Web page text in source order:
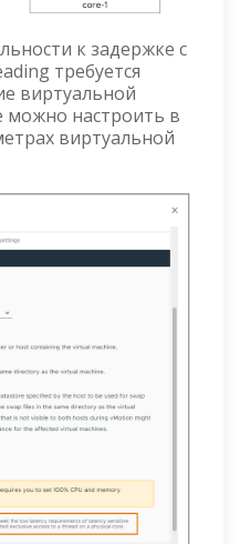
к задержке с
требуется
виртуальной
можно настроить в
виртуальной